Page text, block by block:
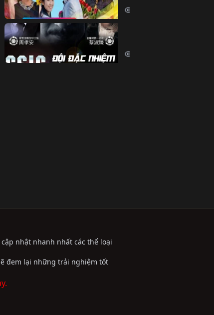
nhật nhanh nhất các thể loại
đem lại những trải nghiệm tốt